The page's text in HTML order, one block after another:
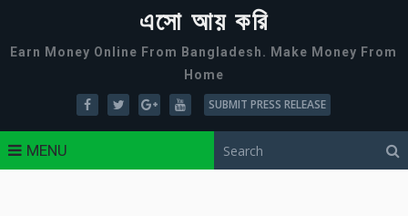
এসো আয় করি
Earn Money Online From Bangladesh. Make Money From
Home
SUBMIT PRESS RELEASE
MENU